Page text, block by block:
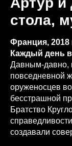
стола,
Франция, 2018
Каждый день
Давным-давно,
повседневной
оруженосцев
бесстрашной
Братство
создавали